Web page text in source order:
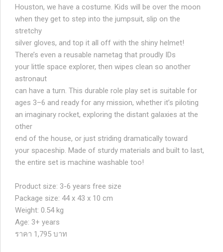
Houston, we have a costume. Kids will be over the moon
when they get to step into the jumpsuit, slip on the
stretchy
silver gloves, and top it all off with the shiny helmet!
There’s even a reusable nametag that proudly IDs
your little space explorer, then wipes clean so another
astronaut
can have a turn. This durable role play set is suitable for
ages 3–6 and ready for any mission, whether it’s piloting
an imaginary rocket, exploring the distant galaxies at the
other
end of the house, or just striding dramatically toward
your spaceship. Made of sturdy materials and built to last,
the entire set is machine washable too!
Product size: 3-6 years free size
Package size: 44 x 43 x 10 cm
Weight: 0.54 kg
Age: 3+ years
ราคา 1,795 บาท